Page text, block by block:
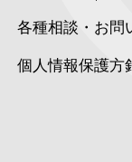
各種相談・お問
個人情報保護方